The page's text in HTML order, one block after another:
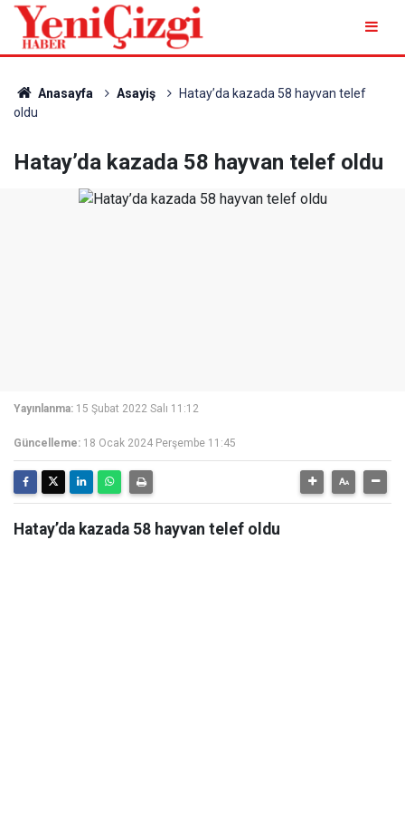
Anasayfa Asayiş
Hatay’da kazada 58 hayvan telef
oldu
Hatay’da kazada 58 hayvan telef oldu
Yayınlanma: 15 Şubat 2022 Salı 11:12
Güncelleme: 18 Ocak 2024 Perşembe 11:45
Hatay’da kazada 58 hayvan telef oldu